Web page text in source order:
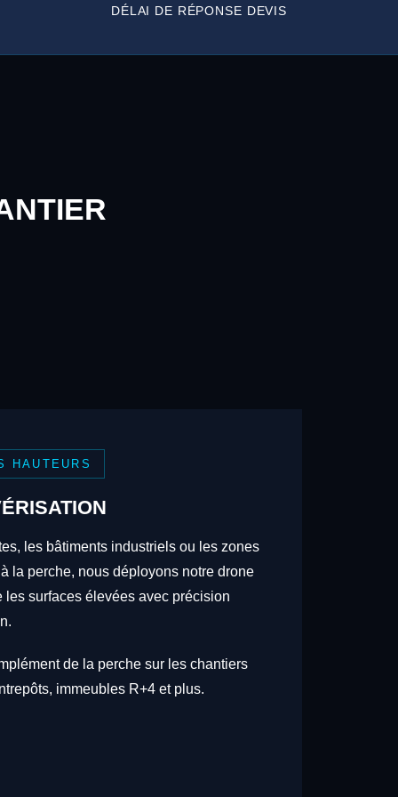
DÉLAI DE RÉPONSE DEVIS
HAUTEURS
les bâtiments industriels ou les zones
la perche, nous déployons notre drone
les surfaces élevées avec précision
de la perche sur les chantiers
immeubles R+4 et plus.